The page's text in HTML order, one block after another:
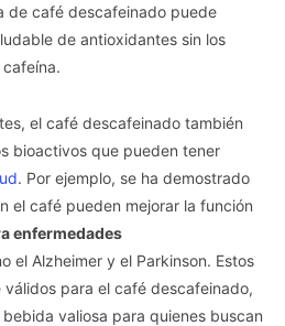
de café descafeinado puede
de antioxidantes sin los
el café descafeinado también
bioactivos que pueden tener
. Por ejemplo, se ha demostrado
el café pueden mejorar la función
enfermedades
el Alzheimer y el Parkinson. Estos
para el café descafeinado,
valiosa para quienes buscan